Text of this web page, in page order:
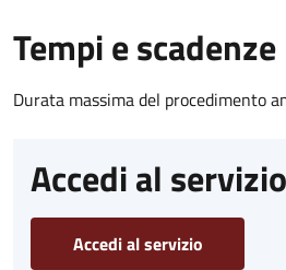
Tempi e scadenze
Durata massima del procedimento
Accedi al servizio
Accedi al servizio